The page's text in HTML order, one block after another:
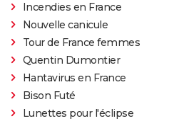
Incendies en France
Nouvelle canicule
Tour de France femmes
Quentin Dumontier
Hantavirus en France
Bison Futé
Lunettes pour l'éclipse